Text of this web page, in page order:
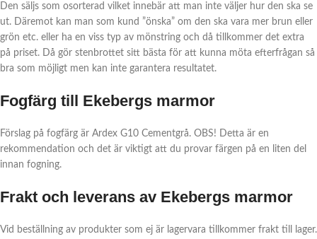
Den säljs som osorterad vilket innebär att man inte väljer hur den ska se
ut. Däremot kan man som kund ”önska” om den ska vara mer brun eller
grön etc. eller ha en viss typ av mönstring och då tillkommer det extra
på priset. Då gör stenbrottet sitt bästa för att kunna möta efterfrågan så
bra som möjligt men kan inte garantera resultatet.
Fogfärg till Ekebergs marmor
Förslag på fogfärg är Ardex G10 Cementgrå. OBS! Detta är en
rekommendation och det är viktigt att du provar färgen på en liten del
innan fogning.
Frakt och leverans av Ekebergs marmor
Vid beställning av produkter som ej är lagervara tillkommer frakt till lager.